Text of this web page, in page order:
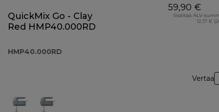
QuickMix Go - Clay
Red HMP40.000RD
HMP40.000RD
59,90 €
Sisältää ALV-
12,17 €
Vertaa